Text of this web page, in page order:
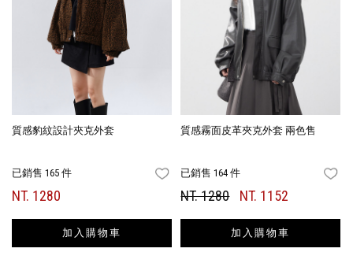
質感豹紋設計夾克外套
已銷售 165 件 FAVORITES
NT. 1280
加入購物車
質感霧面皮革夾克外套 兩色售
已銷售 164 件
NT. 1280 NT. 1152
加入購物車